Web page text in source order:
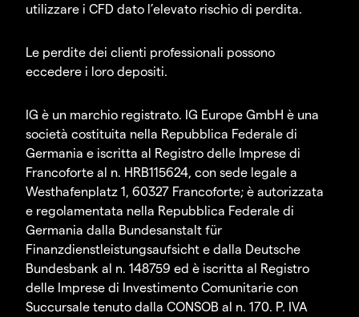
utilizzare i CFD dato l’elevato rischio di perdita.
Le perdite dei clienti professionali possono
eccedere i loro depositi.
IG è un marchio registrato. IG Europe GmbH è una
società costituita nella Repubblica Federale di
Germania e iscritta al Registro delle Imprese di
Francoforte al n. HRB115624, con sede legale a
Westhafenplatz 1, 60327 Francoforte; è autorizzata
e regolamentata nella Repubblica Federale di
Germania dalla Bundesanstalt für
Finanzdienstleistungsaufsicht e dalla Deutsche
Bundesbank al n. 148759 ed è iscritta al Registro
delle Imprese di Investimento Comunitarie con
Succursale tenuto dalla CONSOB al n. 170. P. IVA